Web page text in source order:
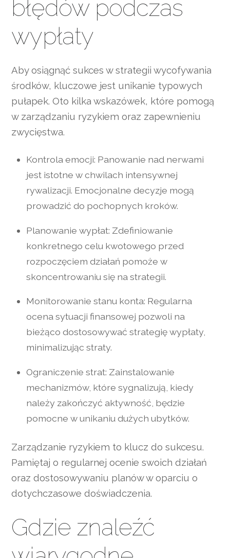
błędów podczas
wypłaty
Aby osiągnąć sukces w strategii wycofywania
środków, kluczowe jest unikanie typowych
pułapek. Oto kilka wskazówek, które pomogą
w zarządzaniu ryzykiem oraz zapewnieniu
zwycięstwa.
Kontrola emocji: Panowanie nad nerwami
jest istotne w chwilach intensywnej
rywalizacji. Emocjonalne decyzje mogą
prowadzić do pochopnych kroków.
Planowanie wypłat: Zdefiniowanie
konkretnego celu kwotowego przed
rozpoczęciem działań pomoże w
skoncentrowaniu się na strategii.
Monitorowanie stanu konta: Regularna
ocena sytuacji finansowej pozwoli na
bieżąco dostosowywać strategię wypłaty,
minimalizując straty.
Ograniczenie strat: Zainstalowanie
mechanizmów, które sygnalizują, kiedy
należy zakończyć aktywność, będzie
pomocne w unikaniu dużych ubytków.
Zarządzanie ryzykiem to klucz do sukcesu.
Pamiętaj o regularnej ocenie swoich działań
oraz dostosowywaniu planów w oparciu o
dotychczasowe doświadczenia.
Gdzie znaleźć